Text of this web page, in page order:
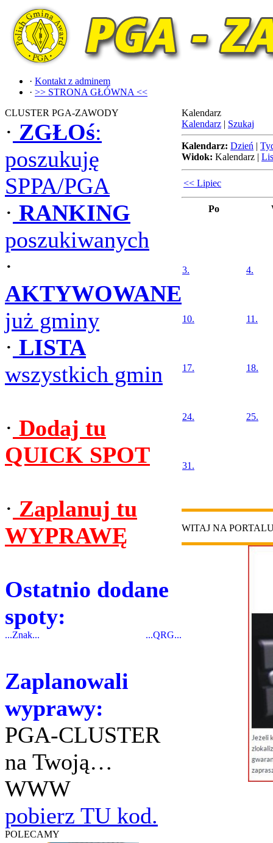
· Kontakt z adminem
· >> STRONA GŁÓWNA <<
CLUSTER PGA-ZAWODY
· ZGŁOś:
poszukuję
SPPA/PGA
· RANKING
poszukiwanych
·
AKTYWOWANE
już gminy
· LISTA
wszystkich gmin
· Dodaj tu
QUICK SPOT
· Zaplanuj tu
WYPRAWĘ
Ostatnio dodane
spoty:
...Znak... ...QRG...
Zaplanowali
wyprawy:
PGA-CLUSTER
na Twoją…
WWW
pobierz TU kod.
POLECAMY
Kalendarz
Kalendarz | Szukaj
Kalendarz: Dzień |
Widok: Kalendarz |
<< Lipiec
Po
3. 4.
10. 11.
17. 18.
24. 25.
31.
WITAJ NA